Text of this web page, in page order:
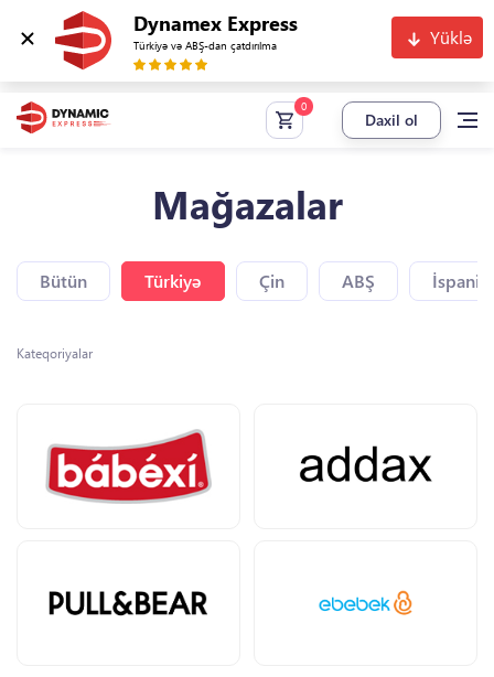
Dynamex Express
Türkiyə və ABŞ-dan çatdırılma Yüklə
Daxil ol
Mağazalar
Bütün Türkiyə Çin ABŞ
Kateqoriyalar